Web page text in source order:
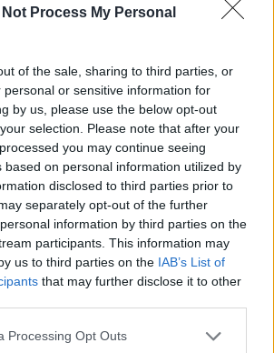
Not Process My Personal
of the sale, sharing to third parties, or
personal or sensitive information for
by us, please use the below opt-out
selection. Please note that after your
you may continue seeing
based on personal information utilized by
disclosed to third parties prior to
separately opt-out of the further
information by third parties on the
participants. This information may
us to third parties on the IAB’s List of
that may further disclose it to other
Processing Opt Outs
, arome e keqe ,